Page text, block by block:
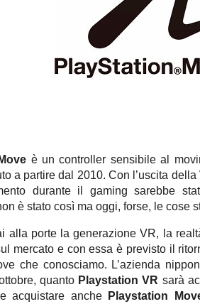
è un controller sensibile al
a partire dal 2010. Con l’uscita
durante il gaming sarebbe
è stato così ma oggi, forse, le cose
alla porte la generazione VR, la
mercato e con essa è previsto il
che conosciamo. L’azienda
quanto Playstation VR sarà
acquistare anche
Playstation